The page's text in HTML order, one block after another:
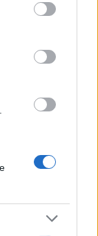
may click to
party tags to
below Google
μπορούμε να
7 και
core Nvidia